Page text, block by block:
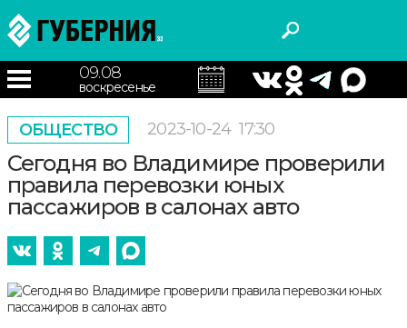
09.08
воскресенье
ОБЩЕСТВО 2023-10-24 17:30
Сегодня во Владимире проверили
правила перевозки юных
пассажиров в салонах авто